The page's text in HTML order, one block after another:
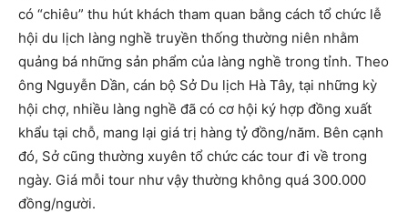
có “chiêu” thu hút khách tham quan bằng cách tổ chức lễ
hội du lịch làng nghề truyền thống thường niên nhằm
quảng bá những sản phẩm của làng nghề trong tỉnh. Theo
ông Nguyễn Dần, cán bộ Sở Du lịch Hà Tây, tại những kỳ
hội chợ, nhiều làng nghề đã có cơ hội ký hợp đồng xuất
khẩu tại chỗ, mang lại giá trị hàng tỷ đồng/năm. Bên cạnh
đó, Sở cũng thường xuyên tổ chức các tour đi về trong
ngày. Giá mỗi tour như vậy thường không quá 300.000
đồng/người.